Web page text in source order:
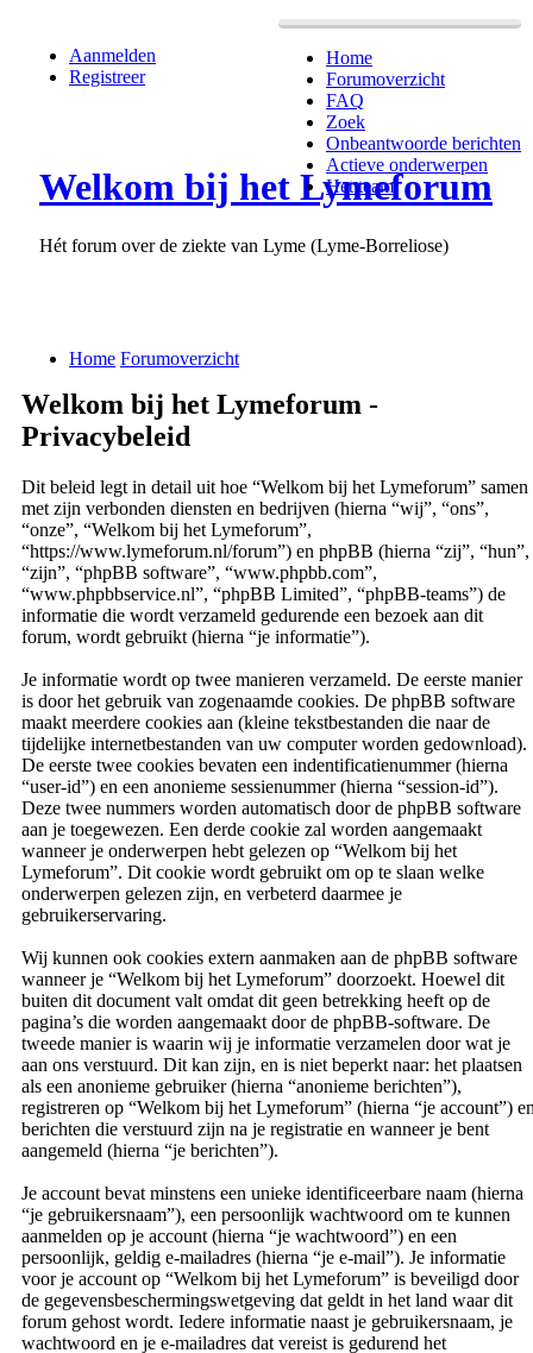
Home
Forumoverzicht
FAQ
Zoek
Onbeantwoorde berichten
Actieve onderwerpen
Het team
Aanmelden
Registreer
Welkom bij het Lymeforum
Hét forum over de ziekte van Lyme (Lyme-Borreliose)
Home Forumoverzicht
Welkom bij het Lymeforum -
Privacybeleid
Dit beleid legt in detail uit hoe “Welkom bij het Lymeforum” samen
met zijn verbonden diensten en bedrijven (hierna “wij”, “ons”,
“onze”, “Welkom bij het Lymeforum”,
“https://www.lymeforum.nl/forum”) en phpBB (hierna “zij”, “hun”,
“zijn”, “phpBB software”, “www.phpbb.com”,
“www.phpbbservice.nl”, “phpBB Limited”, “phpBB-teams”) de
informatie die wordt verzameld gedurende een bezoek aan dit
forum, wordt gebruikt (hierna “je informatie”).
Je informatie wordt op twee manieren verzameld. De eerste manier
is door het gebruik van zogenaamde cookies. De phpBB software
maakt meerdere cookies aan (kleine tekstbestanden die naar de
tijdelijke internetbestanden van uw computer worden gedownload).
De eerste twee cookies bevaten een indentificatienummer (hierna
“user-id”) en een anonieme sessienummer (hierna “session-id”).
Deze twee nummers worden automatisch door de phpBB software
aan je toegewezen. Een derde cookie zal worden aangemaakt
wanneer je onderwerpen hebt gelezen op “Welkom bij het
Lymeforum”. Dit cookie wordt gebruikt om op te slaan welke
onderwerpen gelezen zijn, en verbeterd daarmee je
gebruikerservaring.
Wij kunnen ook cookies extern aanmaken aan de phpBB software
wanneer je “Welkom bij het Lymeforum” doorzoekt. Hoewel dit
buiten dit document valt omdat dit geen betrekking heeft op de
pagina’s die worden aangemaakt door de phpBB-software. De
tweede manier is waarin wij je informatie verzamelen door wat je
aan ons verstuurd. Dit kan zijn, en is niet beperkt naar: het plaatsen
als een anonieme gebruiker (hierna “anonieme berichten”),
registreren op “Welkom bij het Lymeforum” (hierna “je account”)
berichten die verstuurd zijn na je registratie en wanneer je bent
aangemeld (hierna “je berichten”).
Je account bevat minstens een unieke identificeerbare naam (hierna
“je gebruikersnaam”), een persoonlijk wachtwoord om te kunnen
aanmelden op je account (hierna “je wachtwoord”) en een
persoonlijk, geldig e-mailadres (hierna “je e-mail”). Je informatie
voor je account op “Welkom bij het Lymeforum” is beveiligd door
de gegevensbeschermingswetgeving dat geldt in het land waar dit
forum gehost wordt. Iedere informatie naast je gebruikersnaam, je
wachtwoord en je e-mailadres dat vereist is gedurend het